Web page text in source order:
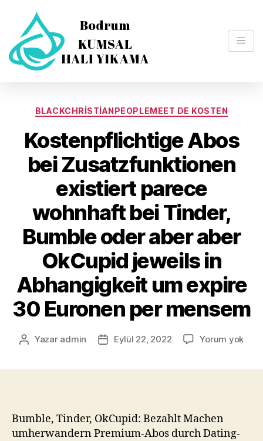
BLACKCHRISTIANPEOPLEMEET DE KOSTEN
Kostenpflichtige Abos
bei Zusatzfunktionen
existiert parece
wohnhaft bei Tinder,
Bumble oder aber aber
OkCupid jeweils in
Abhangigkeit um expire
30 Euronen per mensem
Yazar admin Eylül 22, 2022 Yorum yok
Bumble, Tinder, OkCupid: Bezahlt Machen
umherwandern Premium-Abos durch Dating-